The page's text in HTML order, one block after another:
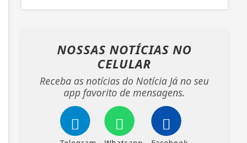
NOSSAS NOTÍCIAS NO
CELULAR
Receba as notícias do Notícia Já no seu
app favorito de mensagens.